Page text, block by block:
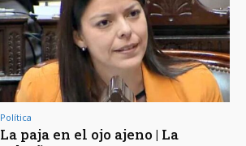
Política
La paja en el ojo ajeno | La